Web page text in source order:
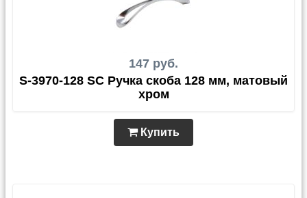
147 руб.
S-3970-128 SC Ручка скоба 128 мм, матовый
хром
Купить